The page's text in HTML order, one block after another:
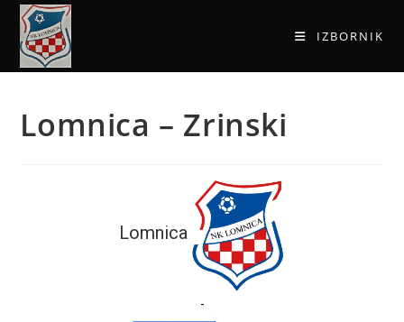
IZBORNIK
Lomnica – Zrinski
Lomnica
-